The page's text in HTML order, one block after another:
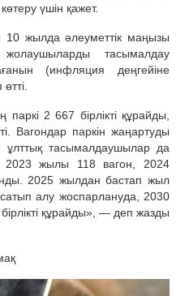
үшін қажет.
10 жылда әлеуметтік маңызы
тасымалдау
(инфляция деңгейіне
2 667 бірлікті құрайды,
Вагондар паркін жаңартуды
тасымалдаушылар да
2023 жылы 118 вагон, 2024
2025 жылдан бастап жыл
алу жоспарлануда, 2030
құрайды», — деп жазды